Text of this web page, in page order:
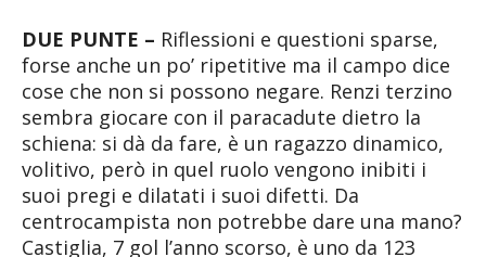
DUE PUNTE – Riflessioni e questioni sparse,
forse anche un po’ ripetitive ma il campo dice
cose che non si possono negare. Renzi terzino
sembra giocare con il paracadute dietro la
schiena: si dà da fare, è un ragazzo dinamico,
volitivo, però in quel ruolo vengono inibiti i
suoi pregi e dilatati i suoi difetti. Da
centrocampista non potrebbe dare una mano?
Castiglia, 7 gol l’anno scorso, è uno da 123